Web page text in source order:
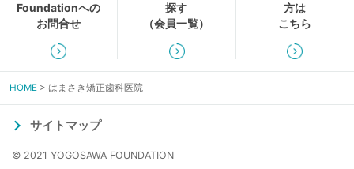
Foundationへの
お問合せ
探す
（会員一覧）
方は
こちら
HOME はまさき矯正歯科医院
サイトマップ
© 2021 YOGOSAWA FOUNDATION